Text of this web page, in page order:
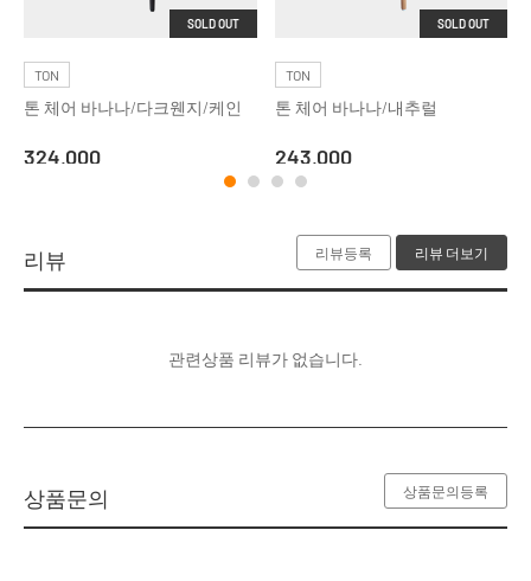
SOLD OUT
TON
톤 체어 바나나/다크웬지/케인
324,000
SOLD OUT
TON
톤 체어 바나나/내추럴
243,000
리뷰 리뷰등록 리뷰 더보기
관련상품 리뷰가 없습니다.
상품문의 상품문의등록